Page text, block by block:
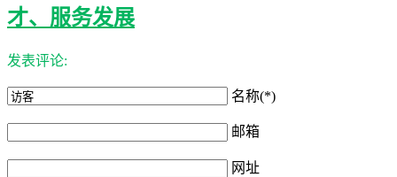
才、服务发展
发表评论:
名称(*)
邮箱
网址